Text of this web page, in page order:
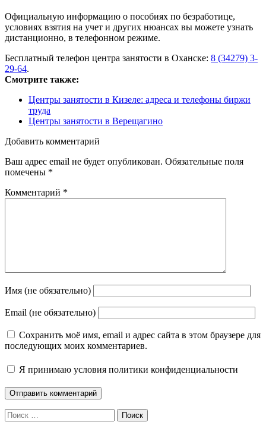
Официальную информацию о пособиях по безработице,
условиях взятия на учет и других нюансах вы можете узнать
дистанционно, в телефонном режиме.
Бесплатный телефон центра занятости в Оханске: 8 (34279) 3-
29-64.
Смотрите также:
Центры занятости в Кизеле: адреса и телефоны биржи
труда
Центры занятости в Верещагино
Добавить комментарий
Ваш адрес email не будет опубликован. Обязательные поля
помечены *
Комментарий *
Имя (не обязательно)
Email (не обязательно)
Сохранить моё имя, email и адрес сайта в этом браузере для
последующих моих комментариев.
Я принимаю условия политики конфиденциальности
Поиск